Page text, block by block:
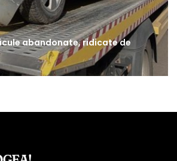
abandonate, ridicate de